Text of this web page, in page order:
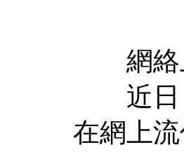
網絡上
近日，
在網上